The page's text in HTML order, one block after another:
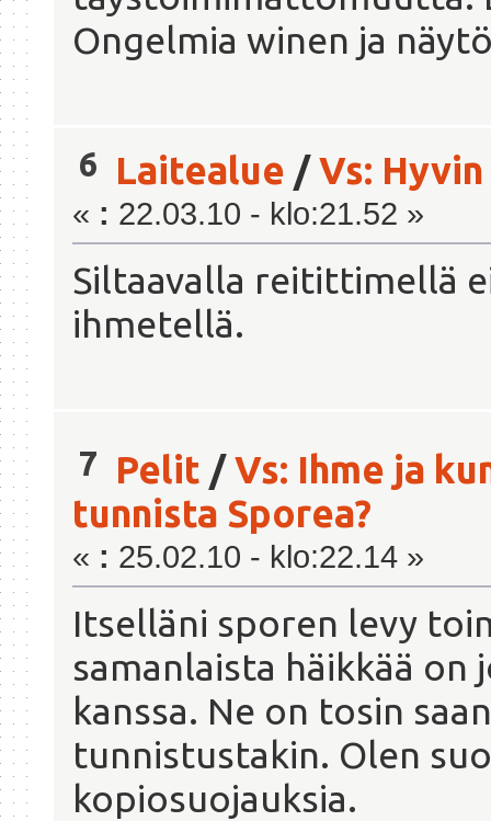
Ongelmia winen ja
6 Laitealue /Vs:
« : 22.03.10 - klo:21.52 »
Siltaavalla reitittimellä
ihmetellä.
7 Pelit /Vs: Ihme ja
tunnista Sporea?
« : 25.02.10 - klo:22.14 »
Itselläni sporen levy
samanlaista häikkää
kanssa. Ne on tosin
tunnistustakin. Olen
kopiosuojauksia.